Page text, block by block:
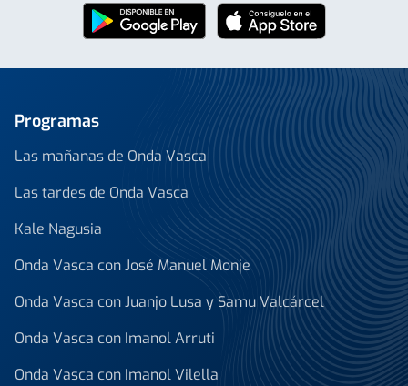
Programas
Las mañanas de Onda Vasca
Las tardes de Onda Vasca
Kale Nagusia
Onda Vasca con José Manuel Monje
Onda Vasca con Juanjo Lusa y Samu Valcárcel
Onda Vasca con Imanol Arruti
Onda Vasca con Imanol Vilella